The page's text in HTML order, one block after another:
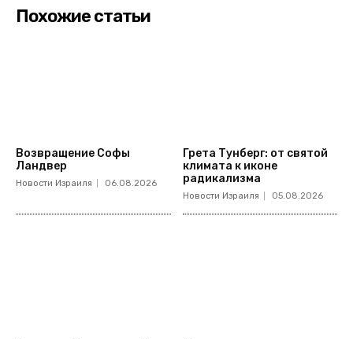
Похожие статьи
Возвращение Софы
Ландвер
Новости Израиля 06.08.2026
Грета Тунберг: от святой
климата к иконе
радикализма
Новости Израиля 05.08.2026